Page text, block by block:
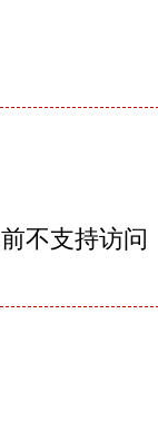
不支持访